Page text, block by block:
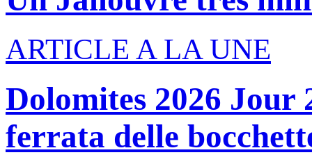
ARTICLE A LA UNE
Dolomites 2026
ferrata delle